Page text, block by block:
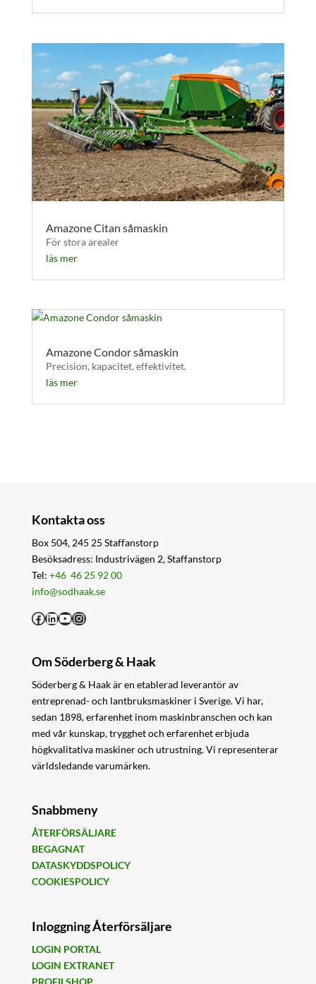
Amazone Citan såmaskin
För stora arealer
läs mer
Amazone Condor såmaskin
Precision, kapacitet, effektivitet.
läs mer
Kontakta oss
Box 504, 245 25 Staffanstorp
Besöksadress: Industrivägen 2, Staffanstorp
Tel: +46 46 25 92 00
info@sodhaak.se
Facebook
LinkedIn
YouTube
Instagram
Om Söderberg & Haak
Söderberg & Haak är en etablerad leverantör av
entreprenad- och lantbruksmaskiner i Sverige. Vi har,
sedan 1898, erfarenhet inom maskinbranschen och kan
med vår kunskap, trygghet och erfarenhet erbjuda
högkvalitativa maskiner och utrustning. Vi representerar
världsledande varumärken.
Snabbmeny
ÅTERFÖRSÄLJARE
BEGAGNAT
DATASKYDDSPOLICY
COOKIESPOLICY
Inloggning Återförsäljare
LOGIN PORTAL
LOGIN EXTRANET
PROFILSHOP